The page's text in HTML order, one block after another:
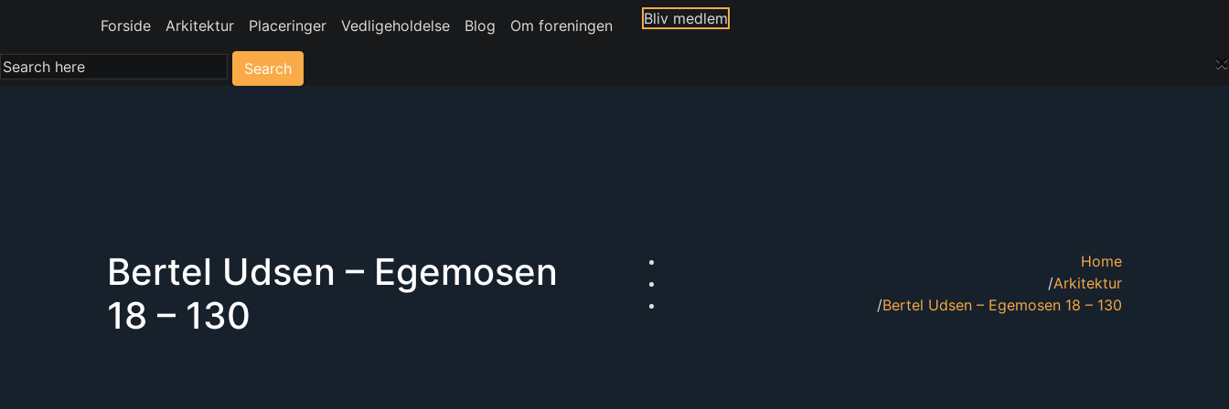
Forside Arkitektur Placeringer Vedligeholdelse Blog Om foreningen Bliv medlem
×
Search
Bertel Udsen – Egemosen
18 – 130
Home
Arkitektur
Bertel Udsen – Egemosen 18 – 130